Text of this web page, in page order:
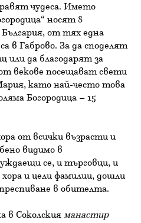
чудеса. Името
носят 8
от тях една
в Габрово. За да споделят
или да благодарят за
векове посещават свети
като най-често това
Богородица – 15
от всички възрасти и
видимо в
се, и търговци, и
и цели фамилии, дошли
в обителта.
в Соколския манастир